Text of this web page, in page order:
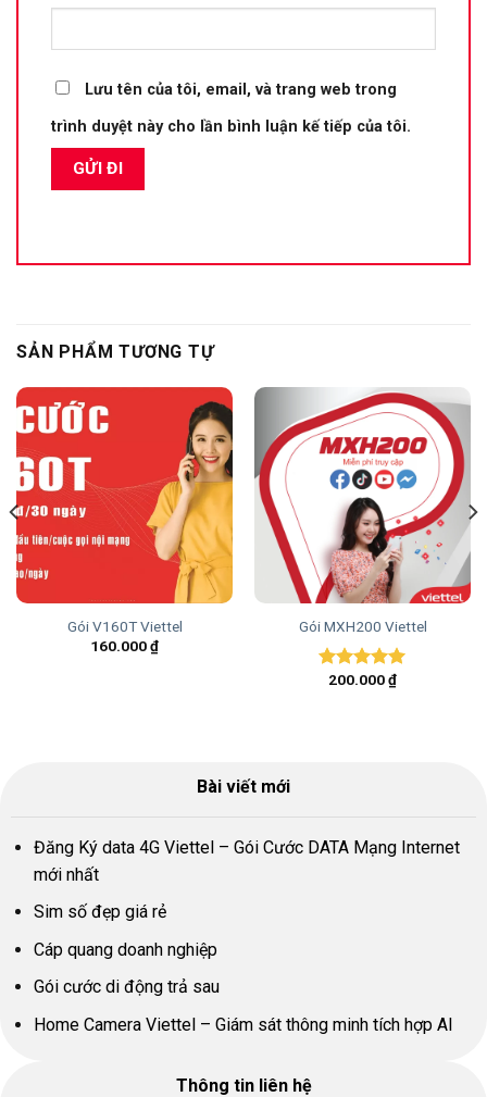
Lưu tên của tôi, email, và trang web trong
trình duyệt này cho lần bình luận kế tiếp của tôi.
SẢN PHẨM TƯƠNG TỰ
Gói V160T Viettel
160.000₫
Gói MXH200 Viettel
Được xếp
200.000₫
Bài viết mới
Đăng Ký data 4G Viettel – Gói Cước DATA Mạng Internet
mới nhất
Sim số đẹp giá rẻ
Cáp quang doanh nghiệp
Gói cước di động trả sau
Home Camera Viettel – Giám sát thông minh tích hợp AI
Thông tin liên hệ